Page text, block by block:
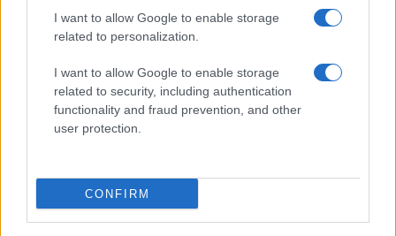
I want to allow Google to enable storage
related to personalization.
I want to allow Google to enable storage
related to security, including authentication
functionality and fraud prevention, and other
user protection.
CONFIRM
Piano anti-caldo: idratazione smart, outfit freschi e
Matteo Pellegrino · 9 Ago 2026